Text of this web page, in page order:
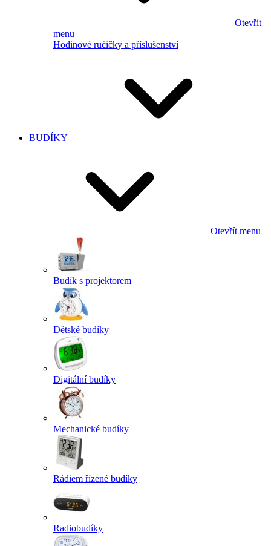
Otevřít
menu
Hodinové ručičky a příslušenství
BUDÍKY
Otevřít menu
Budík s projektorem
Dětské budíky
Digitální budíky
Mechanické budíky
Rádiem řízené budíky
Radiobudíky